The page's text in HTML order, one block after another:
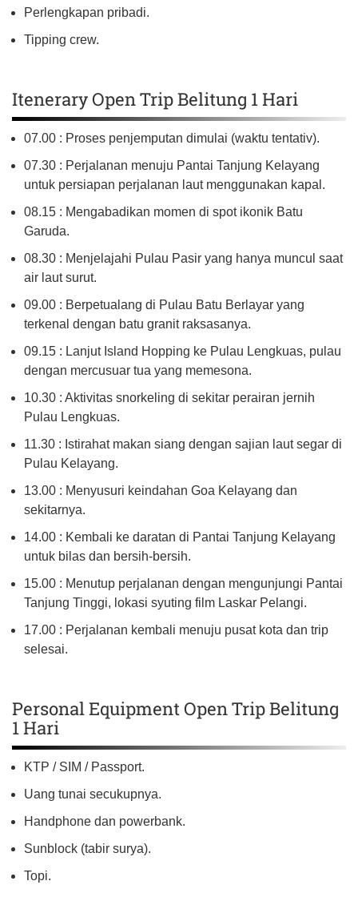
Perlengkapan pribadi.
Tipping crew.
Itenerary Open Trip Belitung 1 Hari
07.00 : Proses penjemputan dimulai (waktu tentativ).
07.30 : Perjalanan menuju Pantai Tanjung Kelayang
untuk persiapan perjalanan laut menggunakan kapal.
08.15 : Mengabadikan momen di spot ikonik Batu
Garuda.
08.30 : Menjelajahi Pulau Pasir yang hanya muncul saat
air laut surut.
09.00 : Berpetualang di Pulau Batu Berlayar yang
terkenal dengan batu granit raksasanya.
09.15 : Lanjut Island Hopping ke Pulau Lengkuas, pulau
dengan mercusuar tua yang memesona.
10.30 : Aktivitas snorkeling di sekitar perairan jernih
Pulau Lengkuas.
11.30 : Istirahat makan siang dengan sajian laut segar di
Pulau Kelayang.
13.00 : Menyusuri keindahan Goa Kelayang dan
sekitarnya.
14.00 : Kembali ke daratan di Pantai Tanjung Kelayang
untuk bilas dan bersih-bersih.
15.00 : Menutup perjalanan dengan mengunjungi Pantai
Tanjung Tinggi, lokasi syuting film Laskar Pelangi.
17.00 : Perjalanan kembali menuju pusat kota dan trip
selesai.
Personal Equipment Open Trip Belitung
1 Hari
KTP / SIM / Passport.
Uang tunai secukupnya.
Handphone dan powerbank.
Sunblock (tabir surya).
Topi.